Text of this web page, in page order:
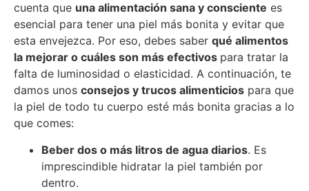
cuenta que una alimentación sana y consciente es
esencial para tener una piel más bonita y evitar que
esta envejezca. Por eso, debes saber qué alimentos
la mejorar o cuáles son más efectivos para tratar la
falta de luminosidad o elasticidad. A continuación, te
damos unos consejos y trucos alimenticios para que
la piel de todo tu cuerpo esté más bonita gracias a lo
que comes:
Beber dos o más litros de agua diarios. Es
imprescindible hidratar la piel también por
dentro.